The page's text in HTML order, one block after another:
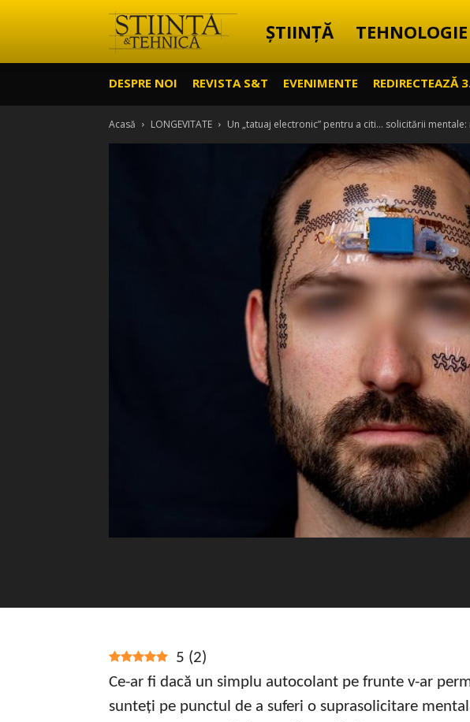
Știință
ȘTIINȚĂ TEHNOLOGIE
DESPRE NOI REVISTA S&T EVENIMENTE REDIRECTEAZĂ
Acasă LONGEVITATE Un „tatuaj electronic” pentru a citi… solicitării
5 (2)
Ce-ar fi dacă un simplu autocolant pe frunte v-ar
sunteți pe punctul de a suferi o suprasolicitare